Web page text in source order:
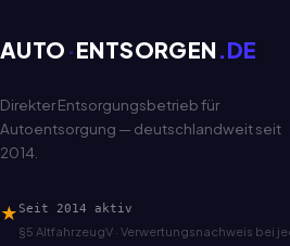
AUTO ·ENTSORGEN .DE
Direkter Entsorgungsbetrieb für
Autoentsorgung — deutschlandweit seit
2014.
★ Seit 2014 aktiv
§5 AltfahrzeugV · Verwertungsnachweis bei